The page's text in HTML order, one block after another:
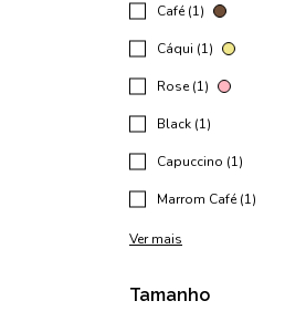
Café (1)
Cáqui (1)
Rose (1)
Black (1)
Capuccino (1)
Marrom Café (1)
Ver mais
Tamanho